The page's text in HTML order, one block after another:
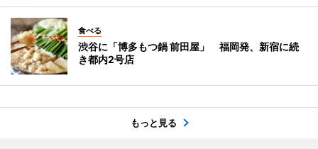
食べる
渋谷に「博多もつ鍋 前田屋」 福岡発、新宿に続
き都内2号店
もっと見る